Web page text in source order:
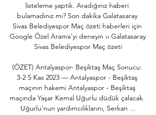
listeleme yaptık. Aradığınız haberi
bulamadınız mı? Son dakika Galatasaray
Sivas Belediyespor Maç özeti haberleri için
Google Özel Arama'yı deneyin ›› Galatasaray
Sivas Belediyespor Maç özeti
(ÖZET) Antalyaspor- Beşiktaş Maç Sonucu:
3-2 5 Kas 2023 — Antalyaspor - Beşiktaş
maçının hakemi Antalyaspor - Beşiktaş
maçında Yaşar Kemal Uğurlu düdük çalacak.
Uğurlu'nun yardımcılıklarını, Serkan ...